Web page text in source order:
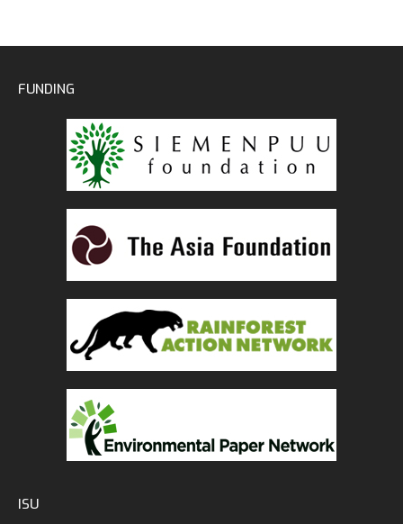
FUNDING
ISU